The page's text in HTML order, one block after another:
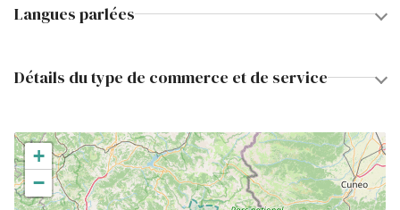
Langues parlées
Détails du type de commerce et de service
+
−